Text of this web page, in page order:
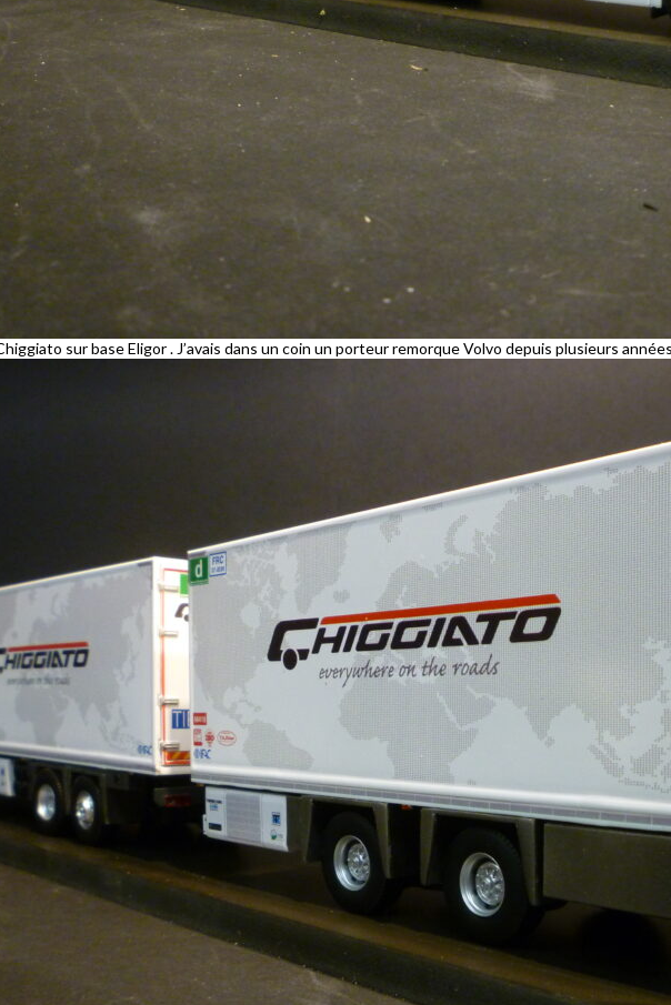
sur base Eligor . J’avais dans un coin un porteur remorque Volvo depuis plusieurs